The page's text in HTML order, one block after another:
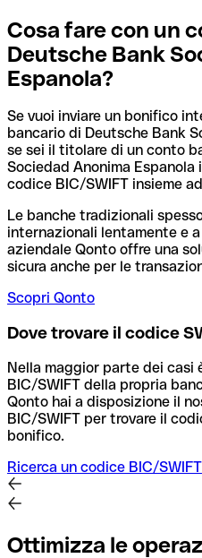
Cosa fare con un
Deutsche Bank
Espanola?
Se vuoi inviare un bonifico
bancario di Deutsche Bank
se sei il titolare di un conto
Sociedad Anonima Espanola
codice BIC/SWIFT insieme
Le banche tradizionali
internazionali lentamente e
aziendale Qonto offre una
sicura anche per le
Scopri Qonto
Dove trovare il codice
Nella maggior parte dei casi
BIC/SWIFT della propria
Qonto hai a disposizione il
BIC/SWIFT per trovare il
bonifico.
Ricerca un codice BIC/SWIFT
Ottimizza le